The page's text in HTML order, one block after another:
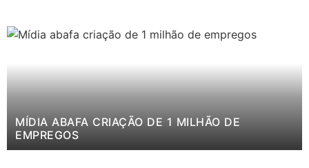
MÍDIA ABAFA CRIAÇÃO DE 1 MILHÃO DE
EMPREGOS